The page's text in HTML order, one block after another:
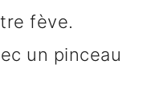
fève.
un pinceau